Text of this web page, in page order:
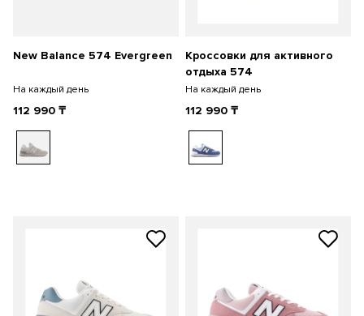
New Balance 574 Evergreen
На каждый день
112 990 ₸
Кроссовки для активного
отдыха 574
На каждый день
112 990 ₸